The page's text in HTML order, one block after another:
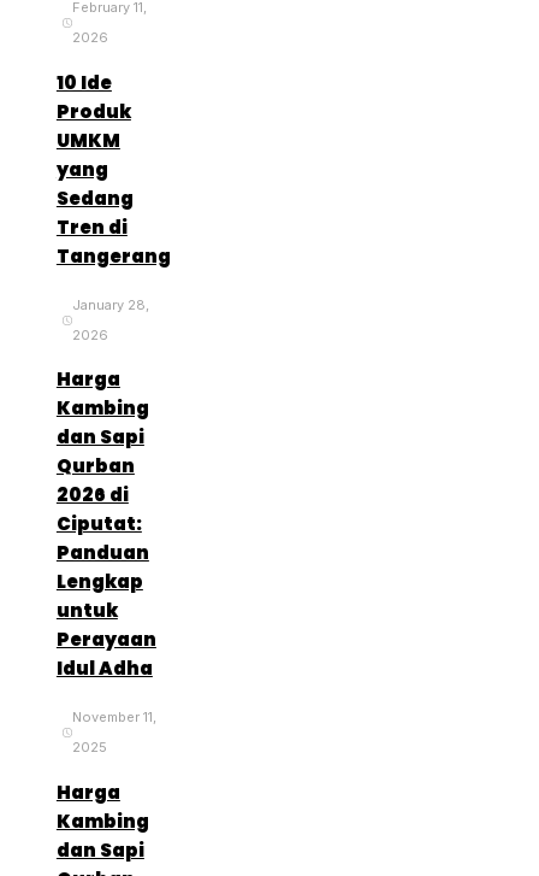
February 11,
2026
10 Ide
Produk
UMKM
yang
Sedang
Tren di
Tangerang
January 28,
2026
Harga
Kambing
dan Sapi
Qurban
2026 di
Ciputat:
Panduan
Lengkap
untuk
Perayaan
Idul Adha
November 11,
2025
Harga
Kambing
dan Sapi